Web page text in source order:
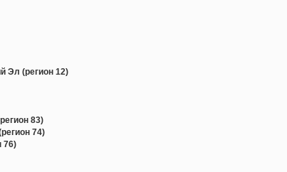
Эл (регион 12)
83)
74)
76)